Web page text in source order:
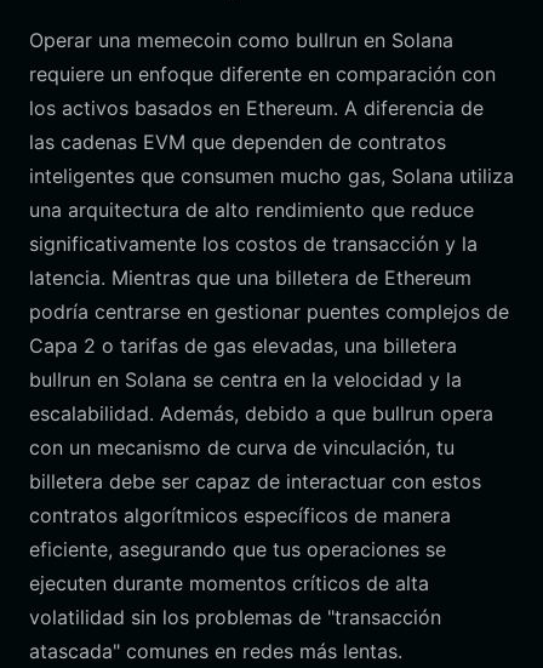
Operar una memecoin como bullrun en Solana
requiere un enfoque diferente en comparación con
los activos basados en Ethereum. A diferencia de
las cadenas EVM que dependen de contratos
inteligentes que consumen mucho gas, Solana utiliza
una arquitectura de alto rendimiento que reduce
significativamente los costos de transacción y la
latencia. Mientras que una billetera de Ethereum
podría centrarse en gestionar puentes complejos de
Capa 2 o tarifas de gas elevadas, una billetera
bullrun en Solana se centra en la velocidad y la
escalabilidad. Además, debido a que bullrun opera
con un mecanismo de curva de vinculación, tu
billetera debe ser capaz de interactuar con estos
contratos algorítmicos específicos de manera
eficiente, asegurando que tus operaciones se
ejecuten durante momentos críticos de alta
volatilidad sin los problemas de "transacción
atascada" comunes en redes más lentas.